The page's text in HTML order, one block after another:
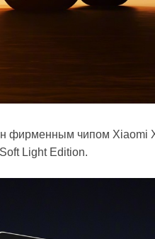
фирменным чипом
Light Edition.